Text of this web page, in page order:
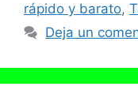
rápido y barato,
Deja un